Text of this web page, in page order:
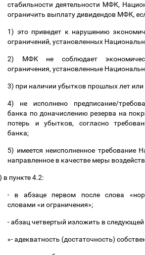
стабильности деятельности МФК,
ограничить выплату дивидендов МФК,
1) это приведет к нарушению
ограничений, установленных
2) МФК не соблюдает
ограничения, установленные
3) при наличии убытков прошлых лет или
4) не исполнено предписание/
банка по доначислению резерва на
потерь и убытков, согласно
банка;
5) имеется неисполненное требование
направленное в качестве меры
в пункте 4.2:
- в абзаце первом после слова
словами «и ограничения»;
- абзац четвертый изложить в
«- адекватность (достаточность)